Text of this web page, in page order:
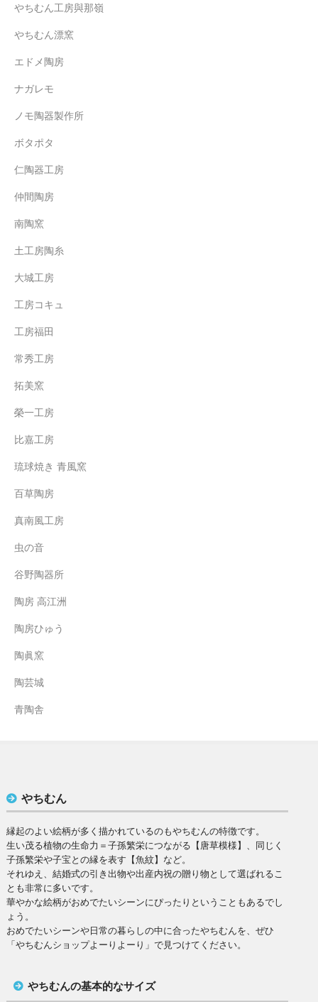
やちむん工房與那嶺
やちむん漂窯
エドメ陶房
ナガレモ
ノモ陶器製作所
ボタポタ
仁陶器工房
仲間陶房
南陶窯
土工房陶糸
大城工房
工房コキュ
工房福田
常秀工房
拓美窯
榮一工房
比嘉工房
琉球焼き 青風窯
百草陶房
真南風工房
虫の音
谷野陶器所
陶房 高江洲
陶房ひゅう
陶眞窯
陶芸城
青陶舎
やちむん
縁起のよい絵柄が多く描かれているのもやちむんの特徴です。
生い茂る植物の生命力＝子孫繁栄につながる【唐草模様】、同じく
子孫繁栄や子宝との縁を表す【魚紋】など。
それゆえ、結婚式の引き出物や出産内祝の贈り物として選ばれるこ
とも非常に多いです。
華やかな絵柄がおめでたいシーンにぴったりということもあるでし
ょう。
おめでたいシーンや日常の暮らしの中に合ったやちむんを、ぜひ
「やちむんショップよーりよーり」で見つけてください。
やちむんの基本的なサイズ